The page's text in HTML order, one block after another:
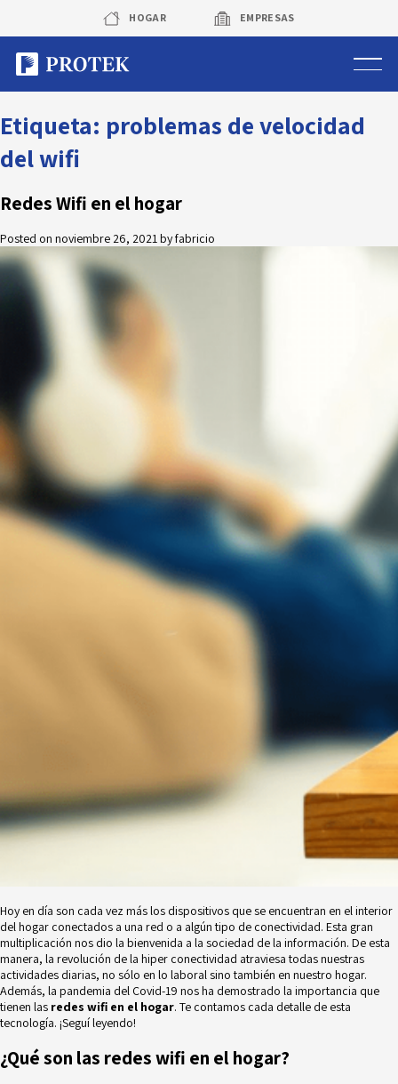
content
HOGAR EMPRESAS
Sistema de alarmas
Rastreo vehicular GPS
Trabaja con nosotros
Faq
Contacto
Área de clientes
Etiqueta: problemas de velocidad
del wifi
Redes Wifi en el hogar
Posted on noviembre 26, 2021byfabricio
Hoy en día son cada vez más los dispositivos que se encuentran en el interior
del hogar conectados a una red o a algúntipo de conectividad. Esta gran
multiplicación nos dio la bienvenida a la sociedad de la información. De esta
manera, la revolución de la hiper conectividad atraviesa todas nuestras
actividades diarias, no sólo en lo laboral sino también en nuestro hogar.
Además, la pandemia del Covid-19 nos ha demostrado la importancia que
tienen las redes wifi en el hogar. Te contamos cada detalle de esta
tecnología. ¡Seguí leyendo!
¿Qué son las redes wifi en el hogar?